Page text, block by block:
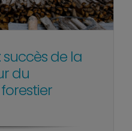
succès de la
du